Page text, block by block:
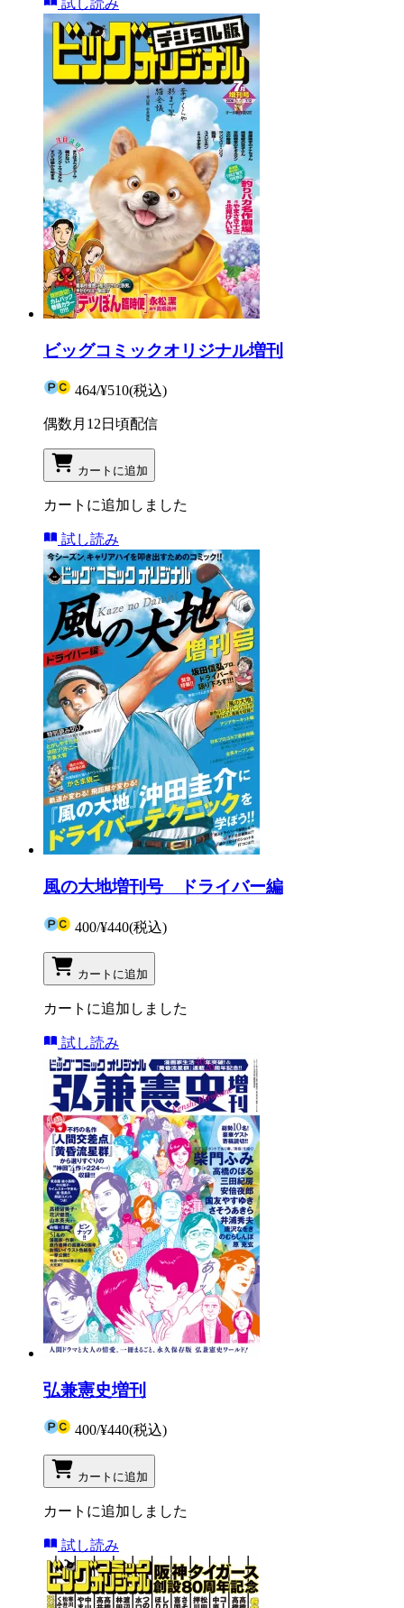
試し読み
ビッグコミックオリジナル増刊
464/¥510(税込)
偶数月12日頃配信
カートに追加
カートに追加しました
試し読み
風の大地増刊号 ドライバー編
400/¥440(税込)
カートに追加
カートに追加しました
試し読み
弘兼憲史増刊
400/¥440(税込)
カートに追加
カートに追加しました
試し読み